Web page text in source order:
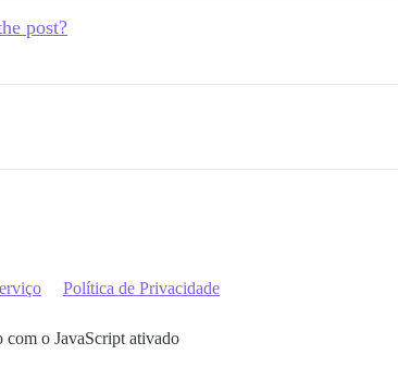
post?
Política de Privacidade
com o JavaScript ativado